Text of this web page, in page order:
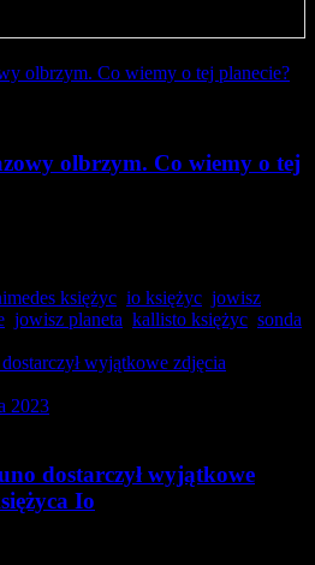
olbrzym. Co wiemy o tej
księżyc io księżyc jowisz
jowisz planeta kallisto księżyc sonda
2023
dostarczył wyjątkowe
Io